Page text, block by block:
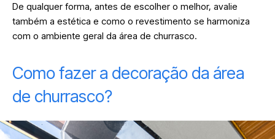
De qualquer forma, antes de escolher o melhor, avalie
também a estética e como o revestimento se harmoniza
com o ambiente geral da área de churrasco.
Como fazer a decoração da área
de churrasco?